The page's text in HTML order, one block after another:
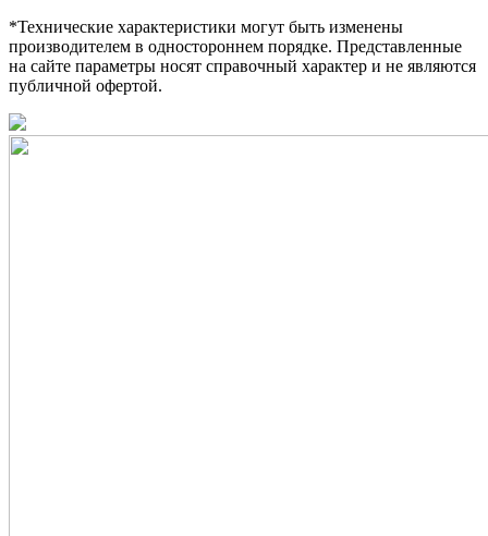
*Технические характеристики могут быть изменены
производителем в одностороннем порядке. Представленные
на сайте параметры носят справочный характер и не являются
публичной офертой.